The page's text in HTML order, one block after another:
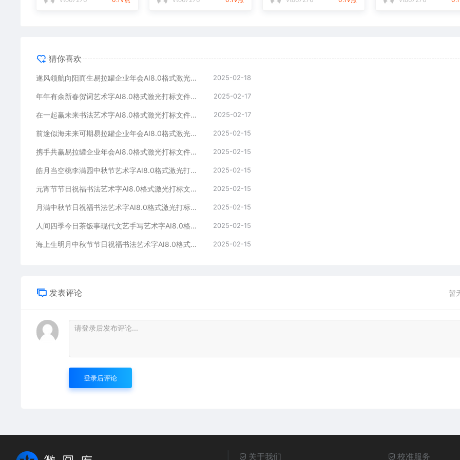
猜你喜欢
遂风领航向阳而生易拉罐企业年会AI8.0格式激光打标文件通用矢量图 2025-02-18
年年有余新春贺词艺术字AI8.0格式激光打标文件通用矢量图 2025-02-17
在一起赢未来书法艺术字AI8.0格式激光打标文件通用矢量图 2025-02-17
前途似海未来可期易拉罐企业年会AI8.0格式激光打标文件通用矢量图 2025-02-15
携手共赢易拉罐企业年会AI8.0格式激光打标文件通用矢量图 2025-02-15
皓月当空桃李满园中秋节艺术字AI8.0格式激光打标文件通用矢量图 2025-02-15
元宵节节日祝福书法艺术字AI8.0格式激光打标文件通用矢量图 2025-02-15
月满中秋节日祝福书法艺术字AI8.0格式激光打标文件通用矢量图 2025-02-15
人间四季今日茶饭事现代文艺手写艺术字AI8.0格式激光打标文件通用矢量图 2025-02-15
海上生明月中秋节节日祝福书法艺术字AI8.0格式激光打标文件通用矢量图 2025-02-15
发表评论 暂
登录后评论
关于我们 校准服务